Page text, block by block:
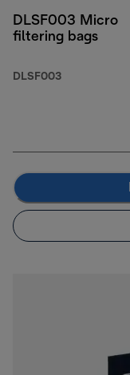
DLSF003 Micro
filtering bags
DLSF003